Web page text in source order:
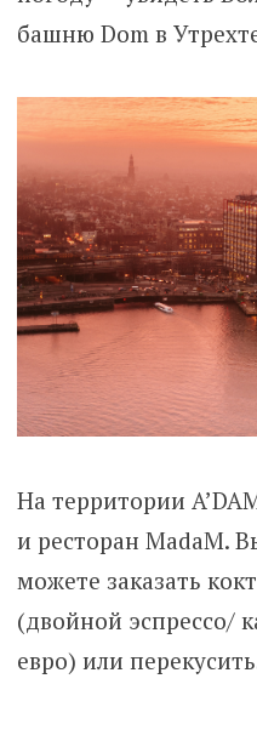
башню Dom в
На территории
и ресторан MadaM.
можете заказать
(двойной эспрессо/
евро) или